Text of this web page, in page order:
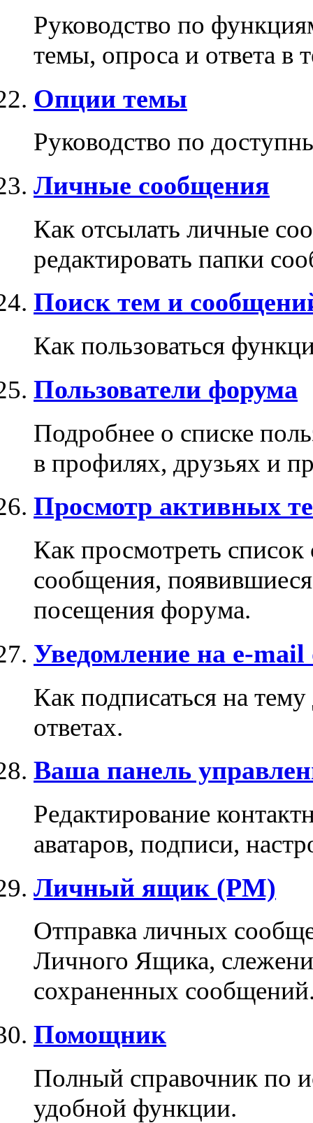
Руководство по
темы, опроса и ответа в
Опции темы
Руководство по
Личные сообщения
Как отсылать личные
редактировать папки
Поиск тем и
Как пользоваться
Пользователи форума
Подробнее о списке
в профилях, друзьях и
Просмотр активных
Как просмотреть
сообщения,
посещения форума.
Уведомление на e-
Как подписаться на
ответах.
Ваша панель
Редактирование
аватаров, подписи,
Личный ящик (PM)
Отправка личных
Личного Ящика,
сохраненных
Помощник
Полный справочник по
удобной функции.